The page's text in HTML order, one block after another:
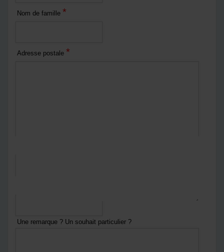
Nom de famille *
Adresse postale *
Une remarque ? Un souhait particulier ?